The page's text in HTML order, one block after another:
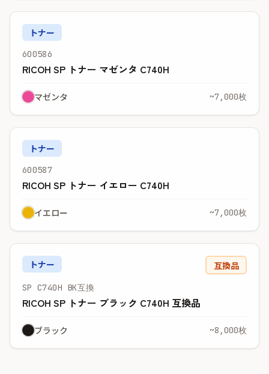
トナー
600586
RICOH SP トナー マゼンタ C740H
マゼンタ ~7,000枚
トナー
600587
RICOH SP トナー イエロー C740H
イエロー ~7,000枚
トナー 互換品
SP C740H BK互換
RICOH SP トナー ブラック C740H 互換品
ブラック ~8,000枚